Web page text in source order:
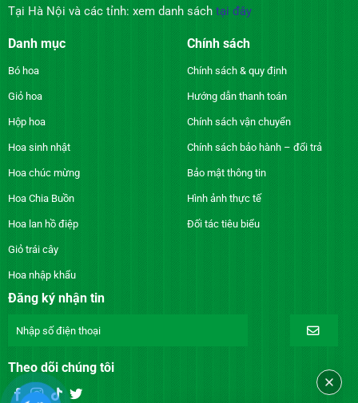
Tại Hà Nội và các tỉnh: xem danh sách tại đây
Danh mục
Bó hoa
Giỏ hoa
Hộp hoa
Hoa sinh nhật
Hoa chúc mừng
Hoa Chia Buồn
Hoa lan hồ điệp
Giỏ trái cây
Hoa nhập khẩu
Chính sách
Chính sách & quy định
Hướng dẫn thanh toán
Chính sách vận chuyển
Chính sách bảo hành – đổi trả
Bảo mật thông tin
Hình ảnh thực tế
Đối tác tiêu biểu
Đăng ký nhận tin
Theo dõi chúng tôi